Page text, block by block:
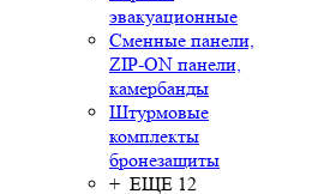
эвакуационные
Сменные панели,
ZIP-ON панели,
камербанды
Штурмовые
комплекты
бронезащиты
+ ЕЩЕ 12